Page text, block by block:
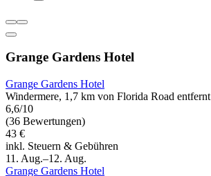
Grange Gardens Hotel
Grange Gardens Hotel
Windermere, 1,7 km von Florida Road entfernt
6,6/10
(36 Bewertungen)
43 €
inkl. Steuern & Gebühren
11. Aug.–12. Aug.
Grange Gardens Hotel